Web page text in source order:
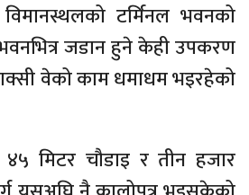
टर्मिनल भवनको
जडान हुने केही उपकरण
वेको काम धमाधम भइरहेको
मिटर चौडाइ र तीन हजार